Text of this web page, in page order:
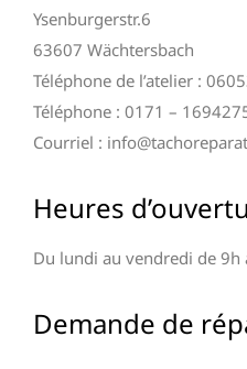
Ysenburgerstr.6
63607 Wächtersbach
Téléphone de l’atelier :
Téléphone : 0171 –
Courriel :
Heures
Du lundi au vendredi de
Demande de